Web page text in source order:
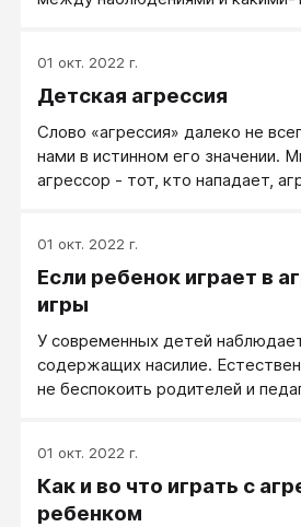
01 окт. 2022 г.
Детская агрессия
Слово «агрессия» далеко не
нами в истинном его значении.
агрессор - тот, кто нападает,
модель поведения. И
раннем детстве. В таком
поверить.
01 окт. 2022 г.
Если ребенок играет в
игры
У современных детей
содержащих насилие.
не беспокоить родителей и
повсеместных войн, пожалуй,
современной цивилизации, но
люди теперь избавлены от
01 окт. 2022 г.
Как и во что играть с
ребенком